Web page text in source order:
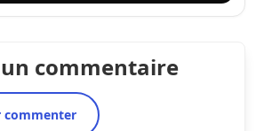
un commentaire
commenter